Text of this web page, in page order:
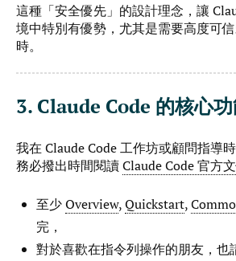
這種「安全優先」的設計理念，讓
境中特別有優勢，尤其是需要高度可
時。
3. Claude Code 的核心
我在 Claude Code 工作坊或顧問指導
務必撥出時間閱讀Claude Code 官方
至少Overview,Quickstart,
完，
對於喜歡在指令列操作的朋友，也